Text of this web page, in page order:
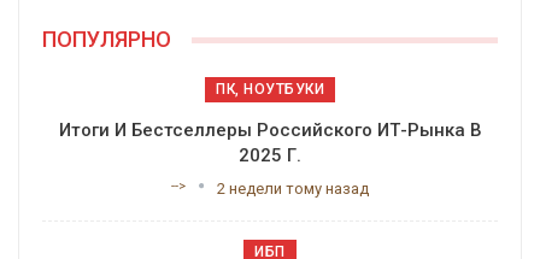
ПОПУЛЯРНО
ПК, НОУТБУКИ
Итоги И Бестселлеры Российского ИТ-Рынка В
2025 Г.
--> 2 недели тому назад
ИБП